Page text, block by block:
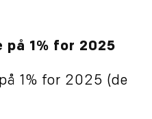
1% for 2025
1% for 2025 (de